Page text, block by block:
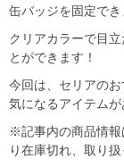
缶バッジを固定でき
クリアカラーで目
とができます！
今回は、セリアのお
気になるアイテム
※記事内の商品情報
り在庫切れ、取り